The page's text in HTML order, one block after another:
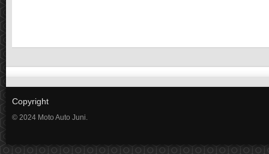
Copyright
© 2024 Moto Auto Juni.